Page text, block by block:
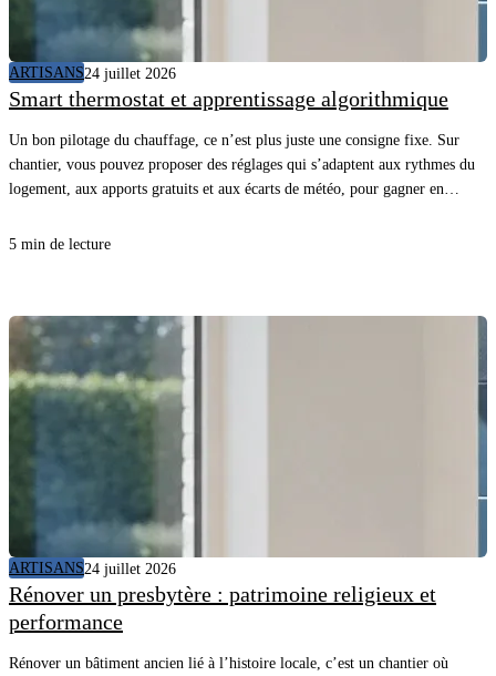
ARTISANS24 juillet 2026
Smart thermostat et apprentissage algorithmique
Un bon pilotage du chauffage, ce n’est plus juste une consigne fixe. Sur
chantier, vous pouvez proposer des réglages qui s’adaptent aux rythmes du
logement, aux apports gratuits et aux écarts de météo, pour gagner en
et quelles données il utilise, vous évitez les promesses floues, vous posez les
5 min de lecture
ARTISANS24 juillet 2026
Rénover un presbytère : patrimoine religieux et
performance
Rénover un bâtiment ancien lié à l’histoire locale, c’est un chantier où